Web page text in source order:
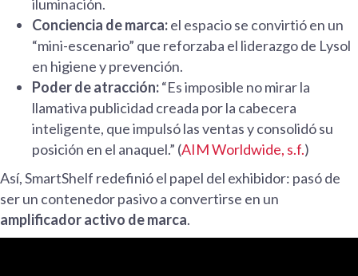
iluminación.
Conciencia de marca:el espacio se convirtió en un
“mini-escenario” que reforzaba el liderazgo de Lysol
en higiene y prevención.
Poder de atracción:“Es imposible no mirar la
llamativa publicidad creada por la cabecera
inteligente, que impulsó las ventas y consolidó su
posición en el anaquel.” (AIM Worldwide, s.f.)
Así, SmartShelf redefinió el papel del exhibidor: pasó de
ser un contenedor pasivo a convertirse en un
amplificador activo de marca.